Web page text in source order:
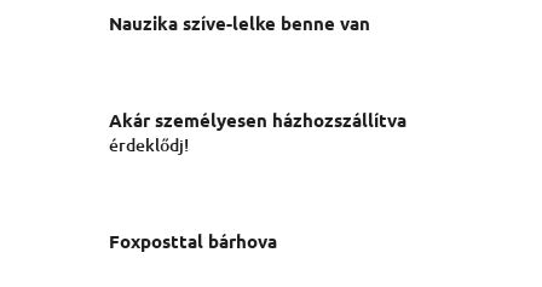
Nauzika szíve-lelke benne van
Akár személyesen házhozszállítva
érdeklődj!
Foxposttal bárhova